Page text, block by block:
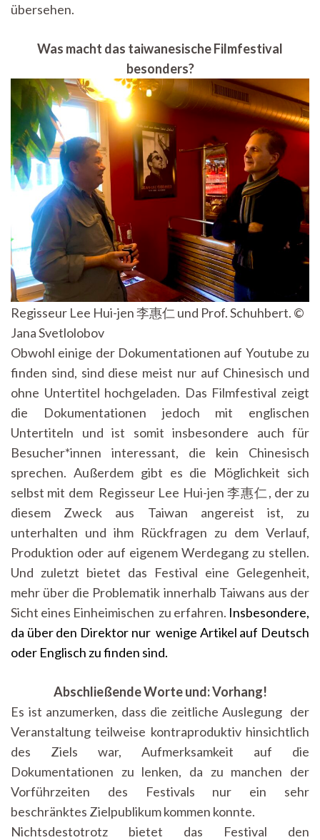
übersehen.
Was macht das taiwanesische Filmfestival
besonders?
Regisseur Lee Hui-jen 李惠仁 und Prof. Schuhbert. ©
Jana Svetlolobov
Obwohl einige der Dokumentationen auf Youtube zu
finden sind, sind diese meist nur auf Chinesisch und
ohne Untertitel hochgeladen. Das Filmfestival zeigt
die Dokumentationen jedoch mit englischen
Untertiteln und ist somit insbesondere auch für
Besucher*innen interessant, die kein Chinesisch
sprechen. Außerdem gibt es die Möglichkeit sich
selbst mit dem Regisseur Lee Hui-jen 李惠仁, der zu
diesem Zweck aus Taiwan angereist ist, zu
unterhalten und ihm Rückfragen zu dem Verlauf,
Produktion oder auf eigenem Werdegang zu stellen.
Und zuletzt bietet das Festival eine Gelegenheit,
mehr über die Problematik innerhalb Taiwans aus der
Sicht eines Einheimischen zu erfahren. Insbesondere,
da über den Direktor nur wenige Artikel auf Deutsch
oder Englisch zu finden sind.
Abschließende Worte und: Vorhang!
Es ist anzumerken, dass die zeitliche Auslegung der
Veranstaltung teilweise kontraproduktiv hinsichtlich
des Ziels war, Aufmerksamkeit auf die
Dokumentationen zu lenken, da zu manchen der
Vorführzeiten des Festivals nur ein sehr
beschränktes Zielpublikum kommen konnte.
Nichtsdestotrotz bietet das Festival den